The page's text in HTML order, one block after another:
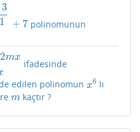
3
1 + 7 polinomunun
2mx
+3x
ifadesinde
edilen polinomunx6
x6 lı
m
mkaçtır ?